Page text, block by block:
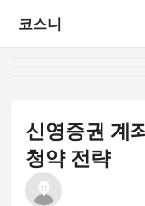
코스니
신영증권 계
청약 전략